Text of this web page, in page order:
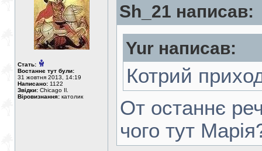
Стать:
Востаннє тут були:
31 жовтня 2013, 14:19
Написано: 1122
Звідки: Chicago Il.
Віровизнання: католик
Sh_21 написав:
Yur написав:
Котрий
От останнє
чого тут